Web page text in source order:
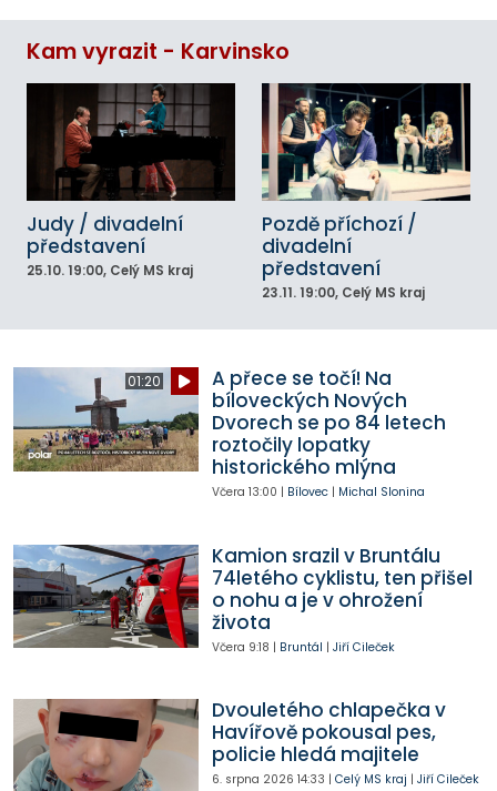
Kam vyrazit - Karvinsko
Judy / divadelní
představení
25.10. 19:00, Celý MS kraj
Pozdě příchozí /
divadelní
představení
23.11. 19:00, Celý MS kraj
01:20
A přece se točí! Na
bíloveckých Nových
Dvorech se po 84 letech
roztočily lopatky
historického mlýna
Včera 13:00 | Bílovec| Michal Slonina
Kamion srazil v Bruntálu
74letého cyklistu, ten přišel
o nohu a je v ohrožení
života
Včera 9:18 | Bruntál | Jiří Cileček
Dvouletého chlapečka v
Havířově pokousal pes,
policie hledá majitele
6. srpna 2026 14:33 | Celý MS kraj | Jiří Cileček